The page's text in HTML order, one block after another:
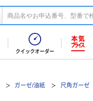
クイックオーダー
ガーゼ/油紙 尺角ガーゼ